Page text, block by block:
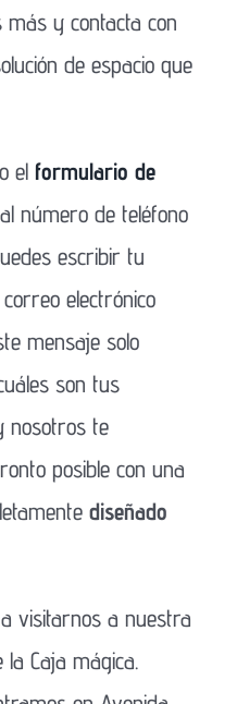
más y contacta con
de espacio que
el formulario de
número de teléfono
escribir tu
electrónico
mensaje solo
son tus
nosotros te
posible con una
diseñado
visitarnos a nuestra
la Caja mágica.